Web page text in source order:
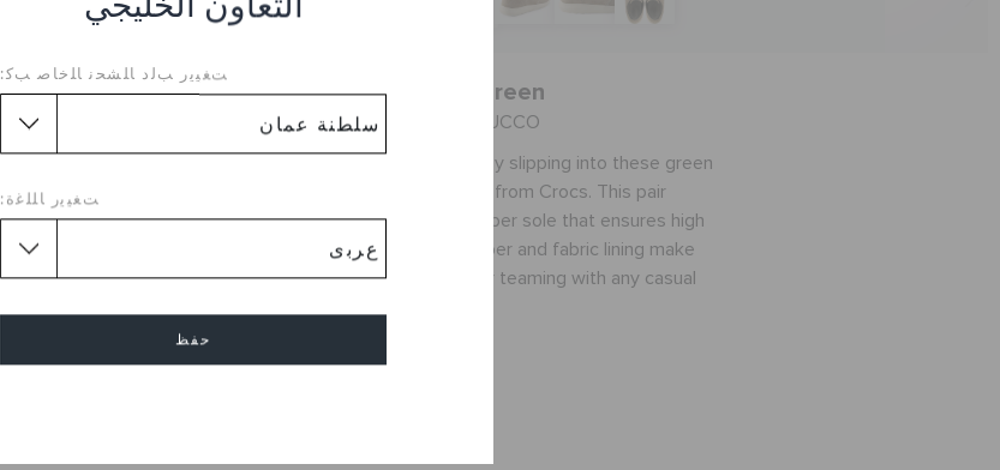
ﺖﻐﻴﻳﺭ ﺐﻟﺩ ﺎﻠﺸﺤﻧ ﺎﻠﺧﺎﺻ ﺐﻛ:
ﺖﻐﻴﻳﺭ ﺎﻠﻠﻏﺓ:
حفظ
Crocs Lace-Up Shoes - Green
العنصر #204223-26P-KHAKI-STUCCO
Lend your feet ulterior comfort by slipping into these green
colored low-ankle lace-up shoes from Crocs. This pair
features lace-up closure and rubber sole that ensures high
durability. Further, the leather upper and fabric lining make
these lifestyle shoes suitable for teaming with any casual